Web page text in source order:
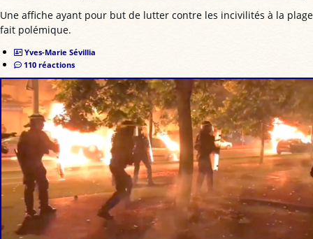
Une affiche ayant pour but de lutter contre les incivilités à la plage
fait polémique.
Yves-Marie Sévillia
110 réactions